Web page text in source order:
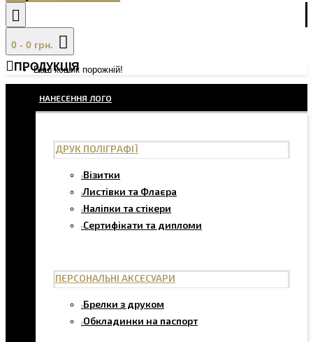
0 - 0 грн.
Ваш кошик порожній!
ПРОДУКЦІЯ
НАНЕСЕННЯ ЛОГО
ДРУК ПОЛІГРАФІЇ
Візитки
Листівки та Флаєра
Наліпки та стікери
Сертифікати та дипломи
ПЕРСОНАЛЬНІ АКСЕСУАРИ
Брелки з друком
Обкладинки на паспорт